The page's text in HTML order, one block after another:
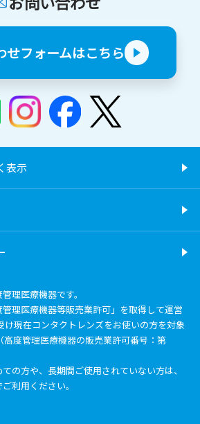
せフォームはこちら
表示
理医療機器です。
理医療機器等販売業許可」を取得して運営
け現在コンタクトレンズをお使いの方を対象
高度管理医療機器の販売業許可番号：第
の方や、長期間ご使用されていない方は、
利用ください。